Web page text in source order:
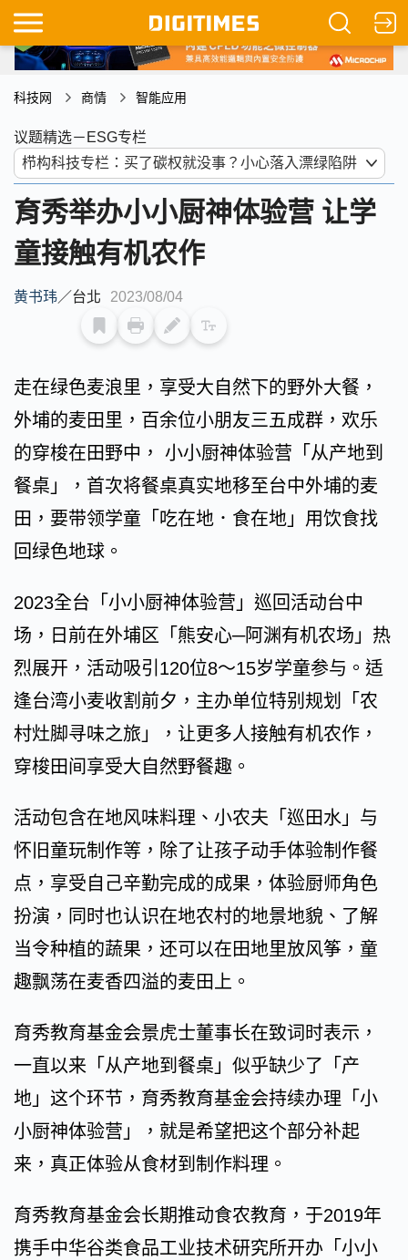
科技网 商情 智能应用
议题精选－ESG专栏
育秀举办小小厨神体验营 让学
童接触有机农作
黄书玮／台北 2023/08/04
走在绿色麦浪里，享受大自然下的野外大餐，
外埔的麦田里，百余位小朋友三五成群，欢乐
的穿梭在田野中， 小小厨神体验营「从产地到
餐桌」，首次将餐桌真实地移至台中外埔的麦
田，要带领学童「吃在地．食在地」用饮食找
回绿色地球。
2023全台「小小厨神体验营」巡回活动台中
场，日前在外埔区「熊安心─阿渊有机农场」热
烈展开，活动吸引120位8～15岁学童参与。适
逢台湾小麦收割前夕，主办单位特别规划「农
村灶脚寻味之旅」，让更多人接触有机农作，
穿梭田间享受大自然野餐趣。
活动包含在地风味料理、小农夫「巡田水」与
怀旧童玩制作等，除了让孩子动手体验制作餐
点，享受自己辛勤完成的成果，体验厨师角色
扮演，同时也认识在地农村的地景地貌、了解
当令种植的蔬果，还可以在田地里放风筝，童
趣飘荡在麦香四溢的麦田上。
育秀教育基金会景虎士董事长在致词时表示，
一直以来「从产地到餐桌」似乎缺少了「产
地」这个环节，育秀教育基金会持续办理「小
小厨神体验营」，就是希望把这个部分补起
来，真正体验从食材到制作料理。
育秀教育基金会长期推动食农教育，于2019年
携手中华谷类食品工业技术研究所开办「小小